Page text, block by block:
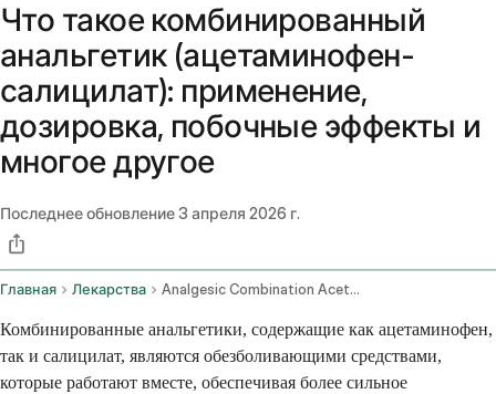
Что такое комбинированный
анальгетик (ацетаминофен-
салицилат): применение,
дозировка, побочные эффекты и
многое другое
Последнее обновление3 апреля 2026 г.
Главная Лекарства Analgesic Combination Acetaminophen Salicylate Oral Route
Комбинированные анальгетики, содержащие как ацетаминофен,
так и салицилат, являются обезболивающими средствами,
которые работают вместе, обеспечивая более сильное